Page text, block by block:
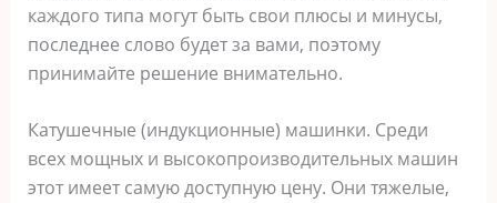
каждого типа могут быть свои плюсы и минусы,
последнее слово будет за вами, поэтому
принимайте решение внимательно.
Катушечные (индукционные) машинки. Среди
всех мощных и высокопроизводительных машин
этот имеет самую доступную цену. Они тяжелые,